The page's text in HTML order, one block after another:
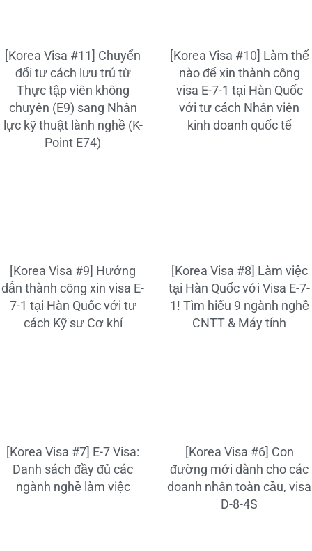
[Korea Visa #11] Chuyển
đổi tư cách lưu trú từ
Thực tập viên không
chuyên (E9) sang Nhân
lực kỹ thuật lành nghề (K-
Point E74)
[Korea Visa #10] Làm thế
nào để xin thành công
visa E-7-1 tại Hàn Quốc
với tư cách Nhân viên
kinh doanh quốc tế
[Korea Visa #9] Hướng
dẫn thành công xin visa E-
7-1 tại Hàn Quốc với tư
cách Kỹ sư Cơ khí
[Korea Visa #8] Làm việc
tại Hàn Quốc với Visa E-7-
1! Tìm hiểu 9 ngành nghề
CNTT & Máy tính
[Korea Visa #7] E-7 Visa:
Danh sách đầy đủ các
ngành nghề làm việc
[Korea Visa #6] Con
đường mới dành cho các
doanh nhân toàn cầu, visa
D-8-4S